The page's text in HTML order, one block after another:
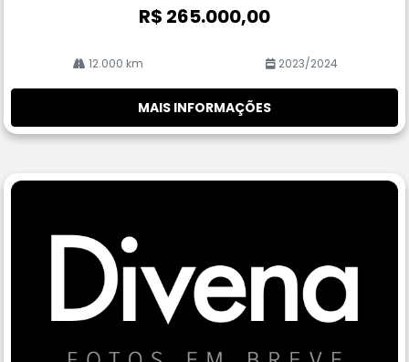
R$ 265.000,00
12.000 km 2023/2024
MAIS INFORMAÇÕES